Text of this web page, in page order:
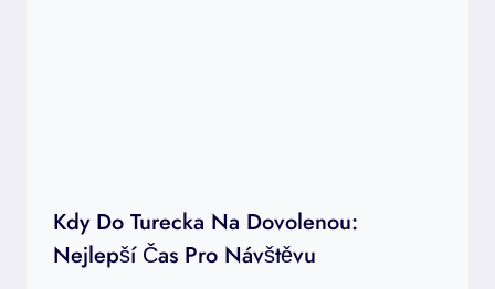
Kdy Do Turecka Na Dovolenou:
Nejlepší Čas Pro Návštěvu